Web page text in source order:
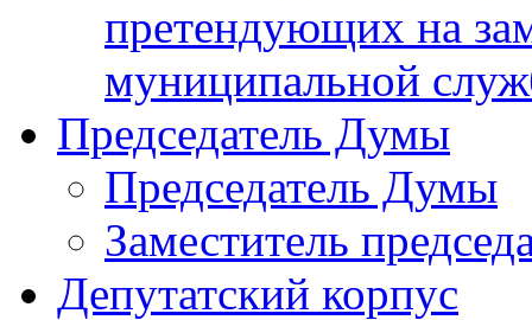
претендующих на
муниципальной
Председатель Думы
Председатель Думы
Заместитель
Депутатский корпус